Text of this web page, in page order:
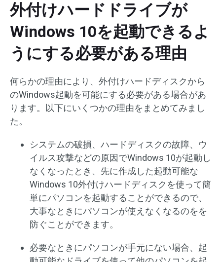
外付けハードドライブが
Windows 10を起動できるよ
うにする必要がある理由
何らかの理由により、外付けハードディスクから
のWindows起動を可能にする必要がある場合があ
ります。以下にいくつかの理由をまとめてみまし
た。
システムの破損、ハードディスクの故障、ウ
イルス攻撃などの原因でWindows 10が起動し
なくなったとき、先に作成した起動可能な
Windows 10外付けハードディスクを使って簡
単にパソコンを起動することができるので、
大事なときにパソコンが使えなくなるのをを
防ぐことができます。
必要なときにパソコンが手元にない場合、起